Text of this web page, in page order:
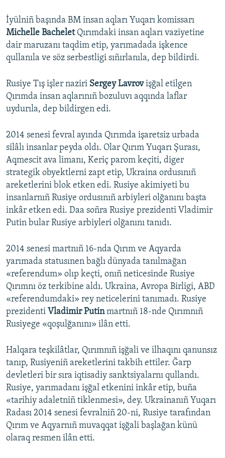
İyülniñ başında BM insan aqları Yuqarı komissarı
Michelle BacheletQırımdaki insan aqları vaziyetine
dair maruzanı taqdim etip, yarımadada işkence
qullanıla ve söz serbestligi sıñırlanıla, dep bildirdi.
Rusiye Tış işler naziri Sergey Lavrovişğal etilgen
Qırımda insan aqlarınıñ bozuluvı aqqında laflar
uydurıla, dep bildirgen edi.
2014 senesi fevral ayında Qırımda işaretsiz urbada
silâlı insanlar peyda oldı. Olar Qırım Yuqarı Şurası,
Aqmescit ava limanı, Keriç parom keçiti, diger
strategik obyektlerni zapt etip, Ukraina ordusınıñ
areketlerini blok etken edi. Rusiye akimiyeti bu
insanlarnıñ Rusiye ordusınıñ arbiyleri olğanını başta
inkâr etken edi. Daa soñra Rusiye prezidenti Vladimir
Putin bular Rusiye arbiyleri olğanını tanıdı.
2014 senesi martnıñ 16-nda Qırım ve Aqyarda
yarımada statusınen bağlı dünyada tanılmağan
«referendum» olıp keçti, onıñ neticesinde Rusiye
Qırımnı öz terkibine aldı. Ukraina, Avropa Birligi, ABD
«referendumdaki» rey neticelerini tanımadı. Rusiye
prezidenti Vladimir Putinmartnıñ 18-nde Qırımnıñ
Rusiyege «qoşulğanını» ilân etti.
Halqara teşkilâtlar, Qırımnıñ işğali ve ilhaqını qanunsız
tanıp, Rusiyeniñ areketlerini takbih ettiler. Ğarp
devletleri bir sıra iqtisadiy sanktsiyalarnı qullandı.
Rusiye, yarımadanı işğal etkenini inkâr etip, buña
«tarihiy adaletniñ tiklenmesi», dey. Ukrainanıñ Yuqarı
Radası 2014 senesi fevralniñ 20-ni, Rusiye tarafından
Qırım ve Aqyarnıñ muvaqqat işğali başlağan künü
olaraq resmen ilân etti.